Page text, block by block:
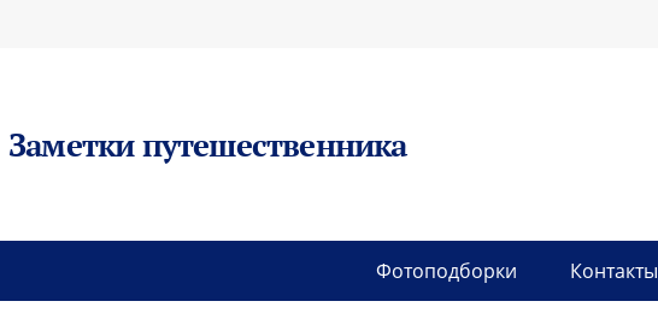
Заметки путешественника
Фотоподборки Контакты